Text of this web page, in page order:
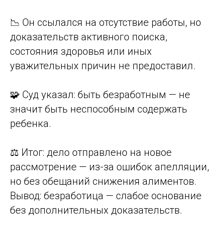
📉 Он ссылался на отсутствие работы, но
доказательств активного поиска,
состояния здоровья или иных
уважительных причин не предоставил.
🧩 Суд указал: быть безработным — не
значит быть неспособным содержать
ребенка.
⚖️ Итог: дело отправлено на новое
рассмотрение — из-за ошибок апелляции,
но без обещаний снижения алиментов.
Вывод: безработица — слабое основание
без дополнительных доказательств.